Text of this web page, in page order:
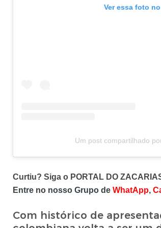
Ver essa foto
Um post compartilhado
Curtiu? Siga o PORTAL DO
Entre no nosso Grupo de WhatApp,
Com histórico de